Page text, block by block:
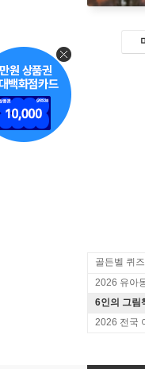
골든벨 퀴
2026 유아
6인의 그림
2026 전국